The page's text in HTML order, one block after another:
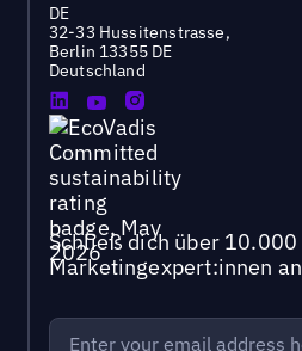
DE
32-33 Hussitenstrasse,
Berlin 13355 DE
Deutschland
Schließ dich über 10.000
Marketingexpert:innen an